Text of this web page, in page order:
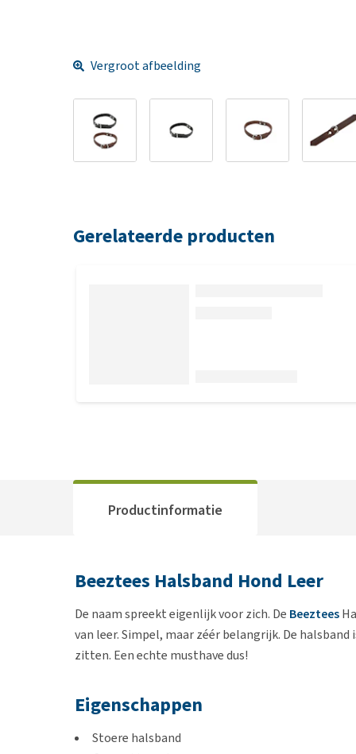
Vergroot afbeelding
Gerelateerde producten
Productinformatie
Beeztees Halsband Hond Leer
De naam spreekt eigenlijk voor zich. De Beeztees
van leer. Simpel, maar zéér belangrijk. De
zitten. Een echte musthave dus!
Eigenschappen
Stoere halsband